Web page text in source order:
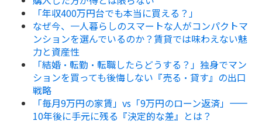
「年収400万円台でも本当に買える？」
なぜ今、一人暮らしのスマートな人がコンパクトマ
ンションを選んでいるのか？賃貸では味わえない魅
力と資産性
「結婚・転勤・転職したらどうする？」独身でマン
ションを買っても後悔しない『売る・貸す』の出口
戦略
「毎月9万円の家賃」vs「9万円のローン返済」——
10年後に手元に残る『決定的な差』とは？